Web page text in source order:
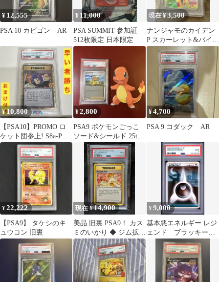
¥ 12,555
PSA 10 カビゴン AR
¥ 11,000
PSA SUMMIT 参加証
512枚限定 日本限定
現在 ¥3,500
ナンジャモのカイデン
P スカーレット&バイオ
レット 拡張パック バト
ルパート…
¥10,800
【PSA10】PROMO ロ
ケット団参上! S8a-P
006/025
¥2,800
PSA9 ポケモンごっこ
ソード&シールド 25th
ミラー
¥4,700
PSA 9 コダック AR
¥22,222
【PSA9】 タケシのキ
ュウコン 旧裏
現在 ¥14,900
美品 旧裏 PSA9！ カス
ミのいかり ◆ ジム拡張
第1弾 リーダーズスタ
ジアム
¥9,000
基本悪エネルギー レジ
ェンド ブラッキー